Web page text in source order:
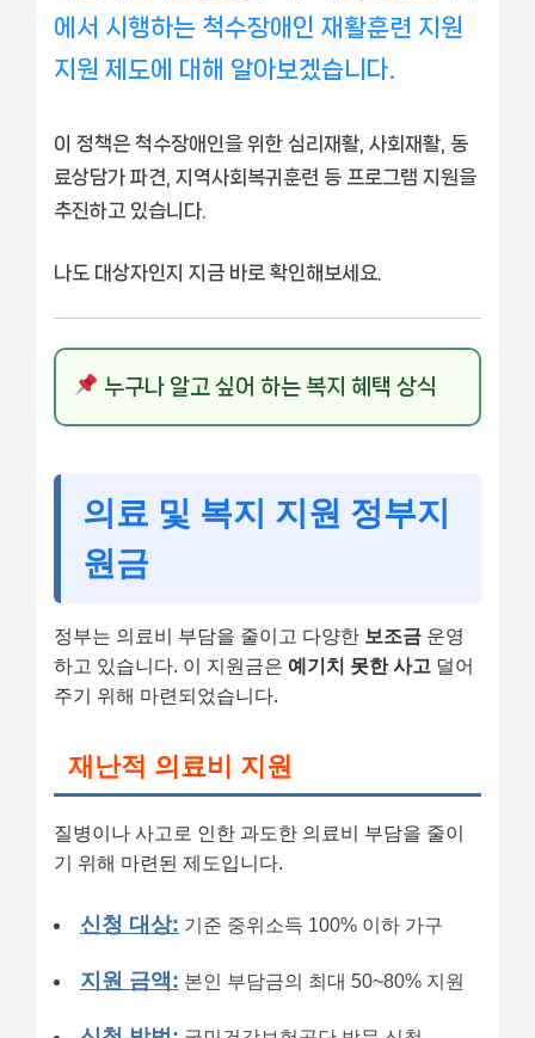
에서 시행하는 척수장애인 재활훈련 지원
지원 제도에 대해 알아보겠습니다.
이 정책은 척수장애인을 위한 심리재활, 사회재활, 동
료상담가 파견, 지역사회복귀훈련 등 프로그램 지원을
추진하고 있습니다.
나도 대상자인지 지금 바로 확인해보세요.
누구나 알고 싶어 하는 복지 혜택 상식
의료 및 복지 지원 정부지
원금
정부는 의료비 부담을 줄이고 다양한 보조금 운영
하고 있습니다. 이 지원금은 예기치 못한 사고 덜어
주기 위해 마련되었습니다.
재난적 의료비 지원
질병이나 사고로 인한 과도한 의료비 부담을 줄이
기 위해 마련된 제도입니다.
신청 대상: 기준 중위소득 100% 이하 가구
지원 금액: 본인 부담금의 최대 50~80% 지원